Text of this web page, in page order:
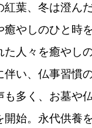
葉、冬は澄ん
やしのひと時
人々を癒やし
い、仏事習慣
多く、お墓や
始。永代供養